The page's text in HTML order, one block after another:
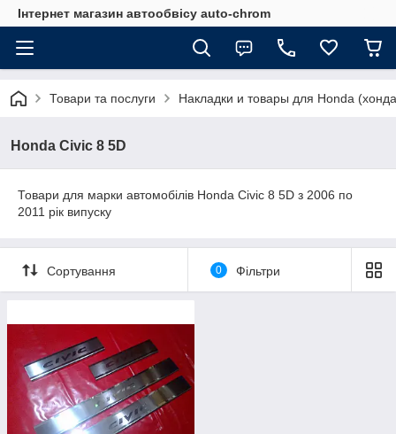
Інтернет магазин автообвісу auto-chrom
Товари та послуги Накладки и товары для Honda
Honda Civic 8 5D
Товари для марки автомобілів Honda Civic 8 5D з 2006 по
2011 рік випуску
Сортування 0 Фільтри